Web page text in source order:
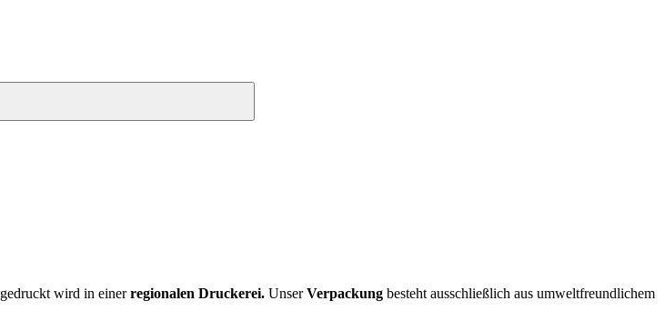
gedruckt wird in einerregionalen Druckerei. UnserVerpackung besteht ausschließlich aus umweltfreundlichem